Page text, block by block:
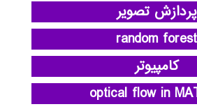
پردازش تصویر
random forest
کامپیوتر
optical flow in